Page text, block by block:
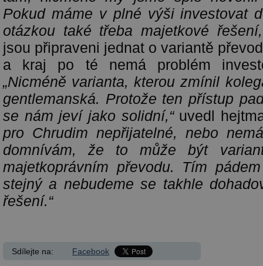
Pokud máme v plné výši investovat
otázkou také třeba majetkové
jsou připraveni jednat o variantě
a kraj po té nemá problém
„Nicméně varianta, kterou zmínil
gentlemanská. Protože ten přístup
se nám jeví jako solidní,“uvedl
pro Chrudim nepřijatelné, nebo
domnívám, že to může být
majetkoprávním převodu. Tím
stejný a nebudeme se takhle
řešení.“
Sdílejte na: Facebook